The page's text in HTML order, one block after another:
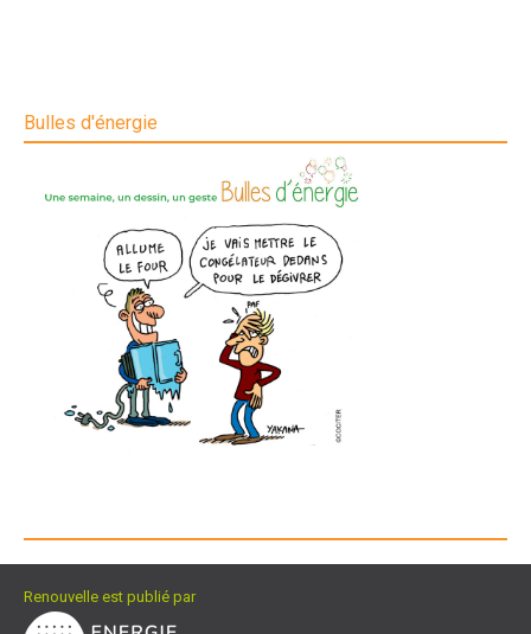
Bulles d'énergie
Renouvelle est publié par